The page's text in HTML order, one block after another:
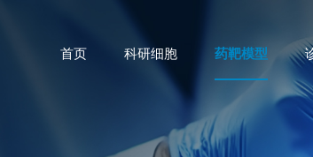
首页 科研细胞 药靶模型